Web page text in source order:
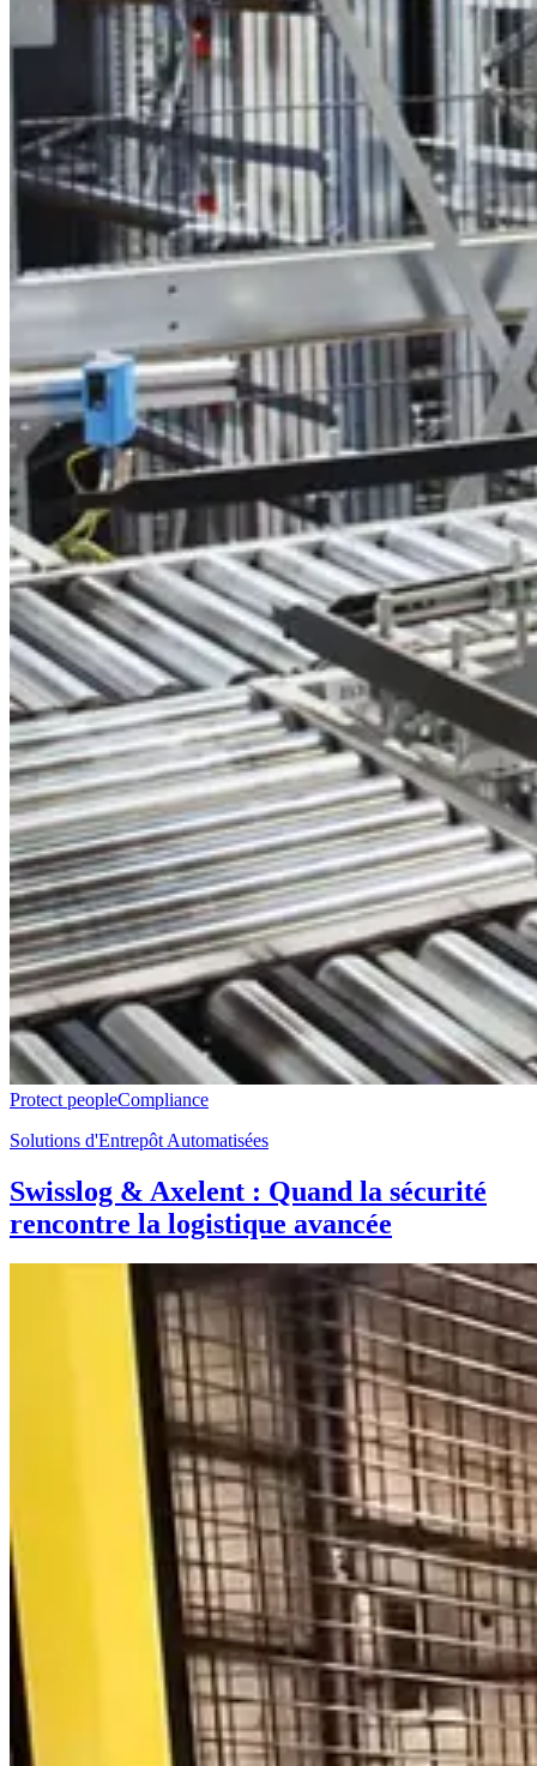
Protect peopleCompliance
Solutions d'Entrepôt Automatisées
Swisslog & Axelent : Quand la sécurité
rencontre la logistique avancée